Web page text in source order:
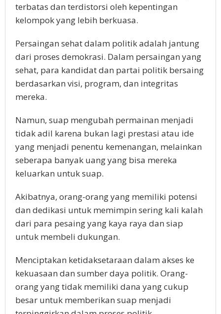
terbatas dan terdistorsi oleh kepentingan
kelompok yang lebih berkuasa.
Persaingan sehat dalam politik adalah jantung
dari proses demokrasi. Dalam persaingan yang
sehat, para kandidat dan partai politik bersaing
berdasarkan visi, program, dan integritas
mereka.
Namun, suap mengubah permainan menjadi
tidak adil karena bukan lagi prestasi atau ide
yang menjadi penentu kemenangan, melainkan
seberapa banyak uang yang bisa mereka
keluarkan untuk suap.
Akibatnya, orang-orang yang memiliki potensi
dan dedikasi untuk memimpin sering kali kalah
dari para pesaing yang kaya raya dan siap
untuk membeli dukungan.
Menciptakan ketidaksetaraan dalam akses ke
kekuasaan dan sumber daya politik. Orang-
orang yang tidak memiliki dana yang cukup
besar untuk memberikan suap menjadi